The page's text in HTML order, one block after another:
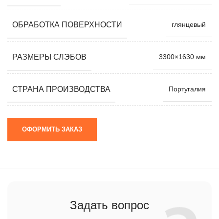
ОБРАБОТКА ПОВЕРХНОСТИ глянцевый
РАЗМЕРЫ СЛЭБОВ 3300×1630 мм
СТРАНА ПРОИЗВОДСТВА Португалия
ОФОРМИТЬ ЗАКАЗ
Задать вопрос